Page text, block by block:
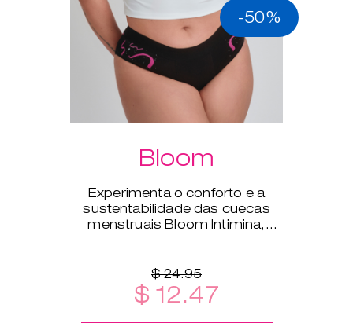
-50%
Bloom
Experimenta o conforto e a
sustentabilidade das cuecas
menstruais Bloom Intimina,
$ 24.95
$ 12.47